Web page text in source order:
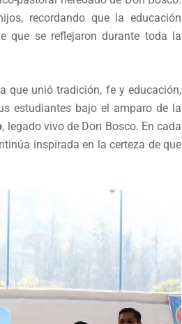
recordando que la educación
que se reflejaron durante toda la
que unió tradición, fe y educación,
estudiantes bajo el amparo de la
, legado vivo de Don Bosco. En cada
inspirada en la certeza de que